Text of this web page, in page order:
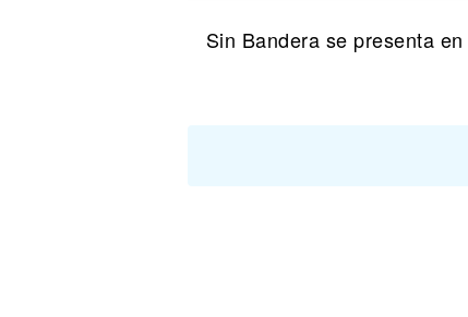
Sin Bandera se presenta